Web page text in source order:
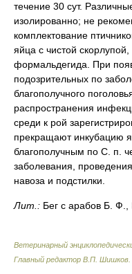
течение 30 сут.
изолированно; не
комплектование
яйца с чистой
формальдегида. При
подозрительных по
благополучного
распространения
среди к рой
прекращают инкубацию
благополучным по С. п.
заболевания,
навоза и подстилки.
Лит.: Бег с арабов Б. Ф.,
Ветеринарный
Главный редактор В.П. Шишков